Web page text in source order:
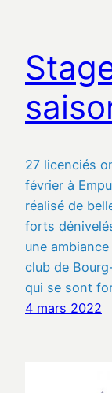
27 licenciés
février à
réalisé de
forts
une
club de
qui se sont
4 mars 2022